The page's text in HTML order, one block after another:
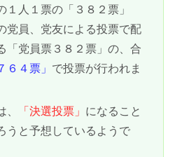
１人１票の「３８２票」
党員、党友による投票で配
「党員票３８２票」の、合
６４票」 で投票が行われま
、
「決選投票」 になること
うと予想しているようで